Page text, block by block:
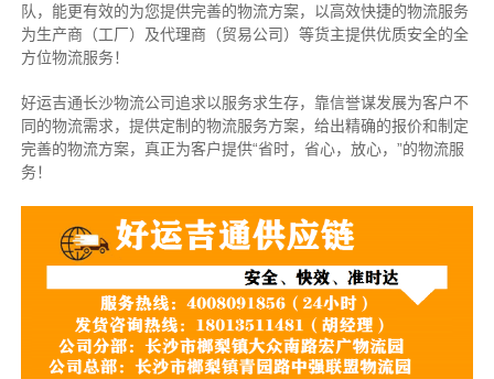
队，能更有效的为您提供完善的物流方案，以高效快捷的物流服务
为生产商（工厂）及代理商（贸易公司）等货主提供优质安全的全
方位物流服务！
好运吉通长沙物流公司追求以服务求生存，靠信誉谋发展为客户不
同的物流需求，提供定制的物流服务方案，给出精确的报价和制定
完善的物流方案，真正为客户提供“省时，省心，放心，”的物流服
务！